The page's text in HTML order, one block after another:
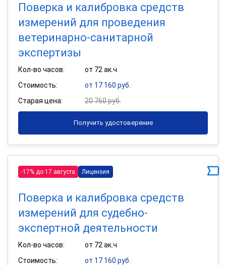
Поверка и калибровка средств
измерений для проведения
ветеринарно-санитарной
экспертизы
Кол-во часов:
от 72 ак.ч
Стоимость:
от 17 160 руб.
Старая цена:
20 760 руб.
Получить удостоверение
-17% до 17 августа Лицензия
Поверка и калибровка средств
измерений для судебно-
экспертной деятельности
Кол-во часов:
от 72 ак.ч
Стоимость:
от 17 160 руб.